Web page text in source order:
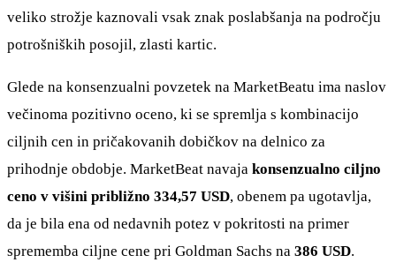
veliko strožje kaznovali vsak znak poslabšanja na področju
potrošniških posojil, zlasti kartic.
Glede na konsenzualni povzetek na MarketBeatu ima naslov
večinoma pozitivno oceno, ki se spremlja s kombinacijo
ciljnih cen in pričakovanih dobičkov na delnico za
prihodnje obdobje. MarketBeat navaja konsenzualno ciljno
ceno v višini približno 334,57 USD, obenem pa ugotavlja,
da je bila ena od nedavnih potez v pokritosti na primer
sprememba ciljne cene pri Goldman Sachs na 386 USD.